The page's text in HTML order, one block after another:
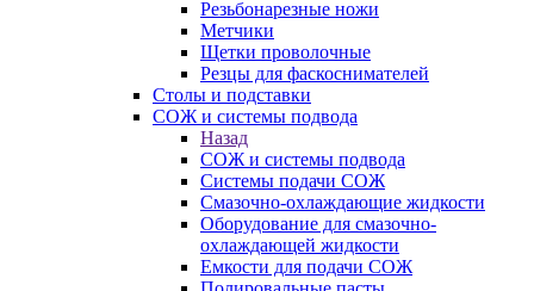
Резьбонарезные ножи
Метчики
Щетки проволочные
Резцы для фаскоснимателей
Столы и подставки
СОЖ и системы подвода
Назад
СОЖ и системы подвода
Системы подачи СОЖ
Смазочно-охлаждающие жидкости
Оборудование для смазочно-
охлаждающей жидкости
Емкости для подачи СОЖ